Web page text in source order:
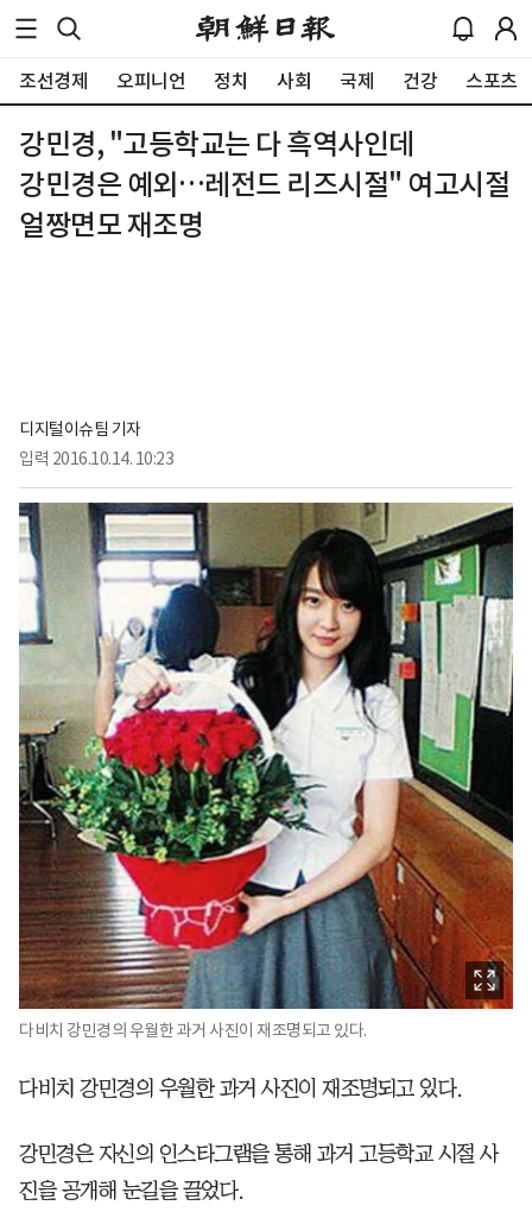
조선경제 오피니언 정치 사회 국제 건강 스포츠
강민경, "고등학교는 다 흑역사인데
강민경은 예외…레전드 리즈시절" 여고시절
얼짱면모 재조명
디지털이슈팀 기자
입력 2016.10.14. 10:23
다비치 강민경의 우월한 과거 사진이 재조명되고 있다.
다비치 강민경의 우월한 과거 사진이 재조명되고 있다.
강민경은 자신의 인스타그램을 통해 과거 고등학교 시절 사
진을 공개해 눈길을 끌었다.